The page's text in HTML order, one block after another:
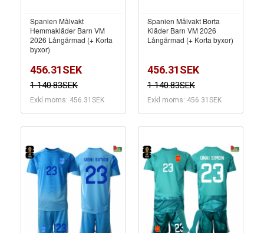
Spanien Målvakt
Hemmakläder Barn VM
2026 Långärmad (+ Korta
byxor)
456.31SEK
1 140.83SEK
Exkl moms: 456.31SEK
Spanien Målvakt Borta
Kläder Barn VM 2026
Långärmad (+ Korta byxor)
456.31SEK
1 140.83SEK
Exkl moms: 456.31SEK